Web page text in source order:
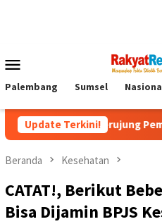
Mobile
Palembang Sumsel
Update Terkini!
Berujung Pembunuhan,
Beranda Kesehatan
CATAT!, Berikut
Bisa Dijamin BPJS